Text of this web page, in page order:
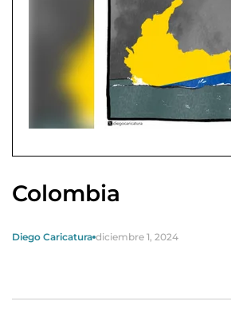
Colombia
Diego Caricatura diciembre 1, 2024